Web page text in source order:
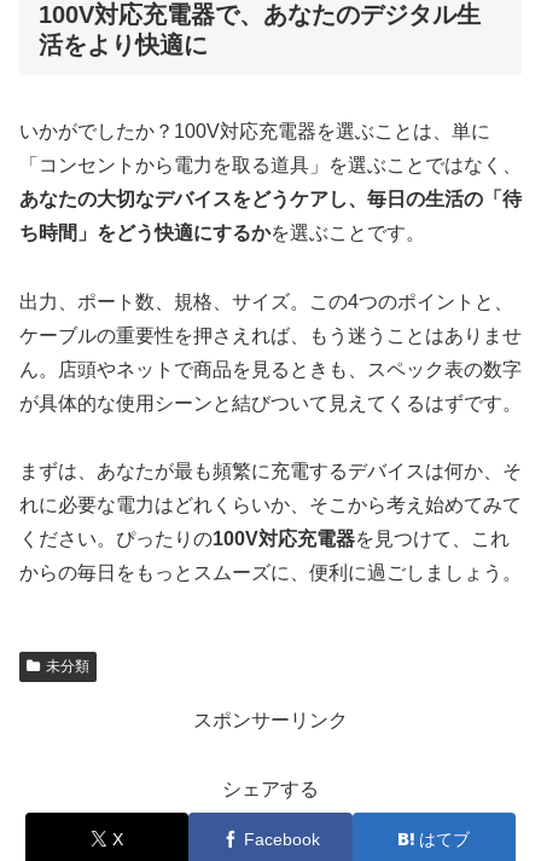
100V対応充電器で、あなたのデジタル生
活をより快適に
いかがでしたか？100V対応充電器を選ぶことは、単に
「コンセントから電力を取る道具」を選ぶことではなく、
あなたの大切なデバイスをどうケアし、毎日の生活の「待
ち時間」をどう快適にするかを選ぶことです。
出力、ポート数、規格、サイズ。この4つのポイントと、
ケーブルの重要性を押さえれば、もう迷うことはありませ
ん。店頭やネットで商品を見るときも、スペック表の数字
が具体的な使用シーンと結びついて見えてくるはずです。
まずは、あなたが最も頻繁に充電するデバイスは何か、そ
れに必要な電力はどれくらいか、そこから考え始めてみて
ください。ぴったりの100V対応充電器を見つけて、これ
からの毎日をもっとスムーズに、便利に過ごしましょう。
未分類
スポンサーリンク
シェアする
X Facebook はてブ